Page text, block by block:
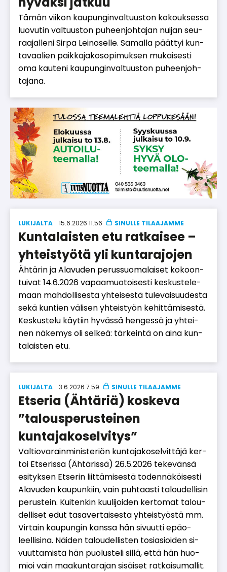
Tä­män vii­kon kau­pun­gin­val­tuus­ton ko­kouk­ses­sa
luo­vu­tin val­tuus­ton pu­heen­joh­ta­jan nui­jan seu­
raa­jal­le­ni Sir­pa Lei­no­sel­le. Sa­mal­la päät­tyi kun­
ta­vaa­lien paik­ka­ja­ko­so­pi­muk­sen mu­kai­ses­ti
oma kau­te­ni kau­pun­gin­val­tuus­ton pu­heen­joh­
ta­ja­na.
LUKIJALTA 15.6.2026 11.56
Kuntalaisten etu ratkaisee –
yhteistyötä yli kuntarajojen
Äh­tä­rin ja Ala­vu­den pe­rus­suo­ma­lai­set ko­koon­
tui­vat 14.6.2026 va­paa­muo­toi­ses­ti kes­kus­te­le­
maan mah­dol­li­ses­ta yh­tei­ses­tä tu­le­vai­suu­des­ta
sekä kun­tien vä­li­sen yh­teis­työn ke­hit­tä­mi­ses­tä.
Kes­kus­te­lu käy­tiin hy­väs­sä hen­ges­sä ja yh­tei­
nen nä­ke­mys oli sel­keä: tär­kein­tä on ai­na kun­
ta­lais­ten etu.
LUKIJALTA 3.6.2026 7.59
Etseria (Ähtäriä) koskeva
”talousperusteinen
kuntajakoselvitys”
Val­ti­o­va­rain­mi­nis­te­ri­ön kun­ta­ja­ko­sel­vit­tä­jä ker­
toi Et­se­ris­sa (Äh­tä­ris­sä) 26.5.2026 te­ke­vän­sä
esi­tyk­sen Et­se­rin liit­tä­mi­ses­tä to­den­nä­köi­ses­ti
Ala­vu­den kau­pun­kiin, vain puh­taas­ti ta­lou­del­li­sin
pe­rus­tein. Kui­ten­kin kuu­li­joi­den ker­to­mat ta­lou­
del­li­set edut ta­sa­ver­tai­ses­ta yh­teis­työs­tä mm.
Vir­tain kau­pun­gin kans­sa hän si­vuut­ti epä­o­
leel­li­si­na. Näi­den ta­lou­del­lis­ten to­si­a­si­oi­den si­
vuut­ta­mis­ta hän puo­lus­te­li sil­lä, et­tä hän huo­
mi­oi vain maa­kun­ta­ra­jan si­säi­set rat­kai­su­mal­lit.